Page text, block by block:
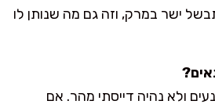
ישר במרק, וזה גם מה שנותן לו
ולא נהיה דייסתי מהר. אם